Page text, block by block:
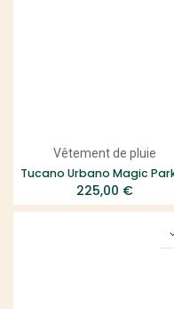
Vêtement de pluie
225,00 €